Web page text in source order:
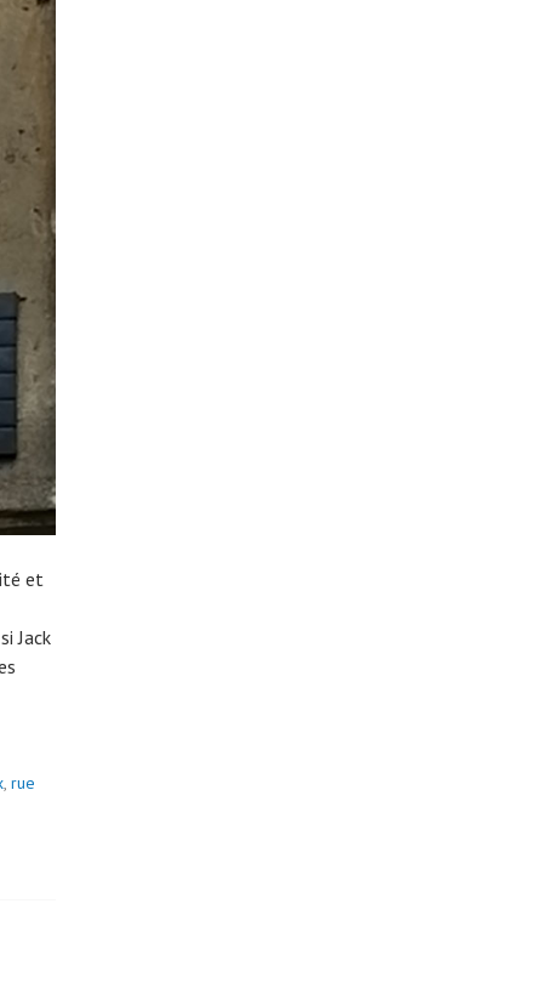
et
Jack
, rue